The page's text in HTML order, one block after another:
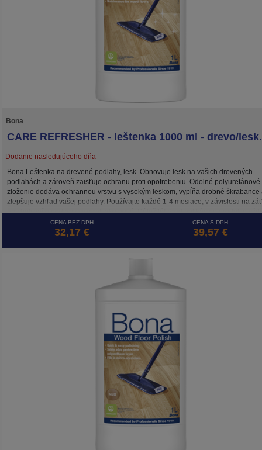
Bona
CARE REFRESHER - leštenka 1000 ml - drevo/lesk.
Dodanie nasledujúceho dňa
Bona Leštenka na drevené podlahy, lesk. Obnovuje lesk na vašich drevených
podlahách a zároveň zaisťuje ochranu proti opotrebeniu. Odolné polyuretánové
zloženie dodáva ochrannou vrstvu s vysokým leskom, vypĺňa drobné škrabance
zlepšuje vzhľad vašej podlahy. Používajte každé 1-4 mesiace, v závislosti na
spravte skúšku priliehavosti. Bezpečný pre drevené lakované a farebne
drevené podlahy. Nepoužívajte na voskované alebo olejované podlahy.
CENA BEZ DPH
32,17 €
CENA S DPH
39,57 €